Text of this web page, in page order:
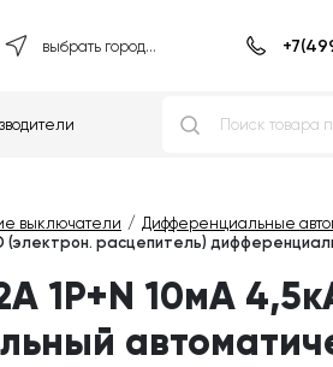
выбрать город...
выключатели
Дифференциальные
(электрон. расцепитель)
1P+N 10мА